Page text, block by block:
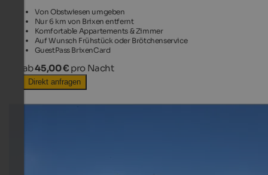
Von Obstwiesen umgeben
Nur 6 km von Brixen entfernt
Komfortable Appartements & Zimmer
Auf Wunsch Frühstück oder Brötchenservice
GuestPass BrixenCard
ab45,00 € pro Nacht
Direkt anfragen